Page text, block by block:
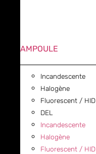
AMPOULE
Incandescente
Halogène
Fluorescent / HID
DEL
Incandescente
Halogène
Fluorescent / HID